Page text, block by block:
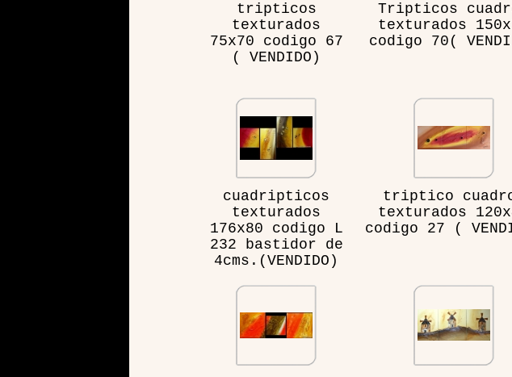
tripticos
texturados
75x70 codigo 67
( VENDIDO)
Tripticos
texturados
codigo 70(
cuadripticos
texturados
176x80 codigo L
232 bastidor de
4cms.(VENDIDO)
triptico
texturados
codigo 27 (